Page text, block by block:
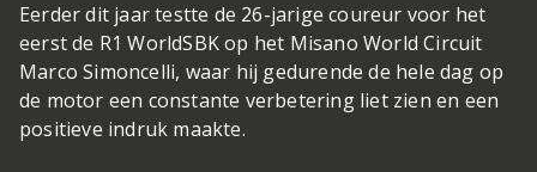
Eerder dit jaar testte de 26-jarige coureur voor het
eerst de R1 WorldSBK op het Misano World Circuit
Marco Simoncelli, waar hij gedurende de hele dag op
de motor een constante verbetering liet zien en een
positieve indruk maakte.